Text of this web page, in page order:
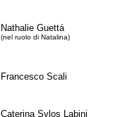
Nathalie Guettá
(nel ruolo di Natalina)
Francesco Scali
Caterina Sylos Labini